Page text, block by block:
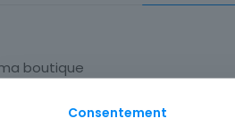
boutique
Consentement